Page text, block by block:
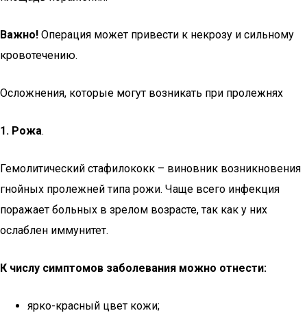
Важно! Операция может привести к некрозу и сильному
кровотечению.
Осложнения, которые могут возникать при пролежнях
1. Рожа.
Гемолитический стафилококк – виновник возникновения
гнойных пролежней типа рожи. Чаще всего инфекция
поражает больных в зрелом возрасте, так как у них
ослаблен иммунитет.
К числу симптомов заболевания можно отнести:
ярко-красный цвет кожи;